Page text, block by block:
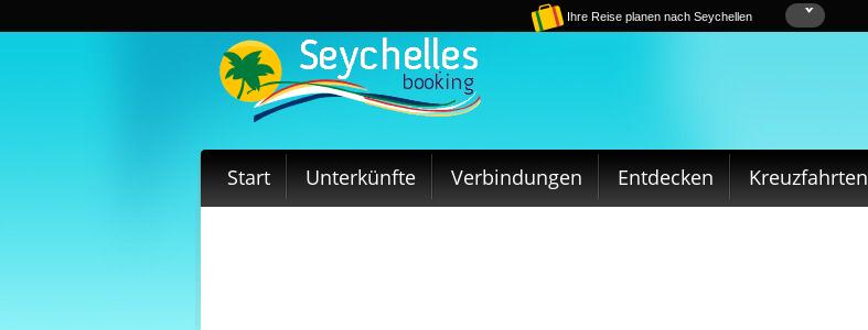
Ihre Reise planen nach Seychellen
Start Unterkünfte Verbindungen Entdecken Kreuzfahrten